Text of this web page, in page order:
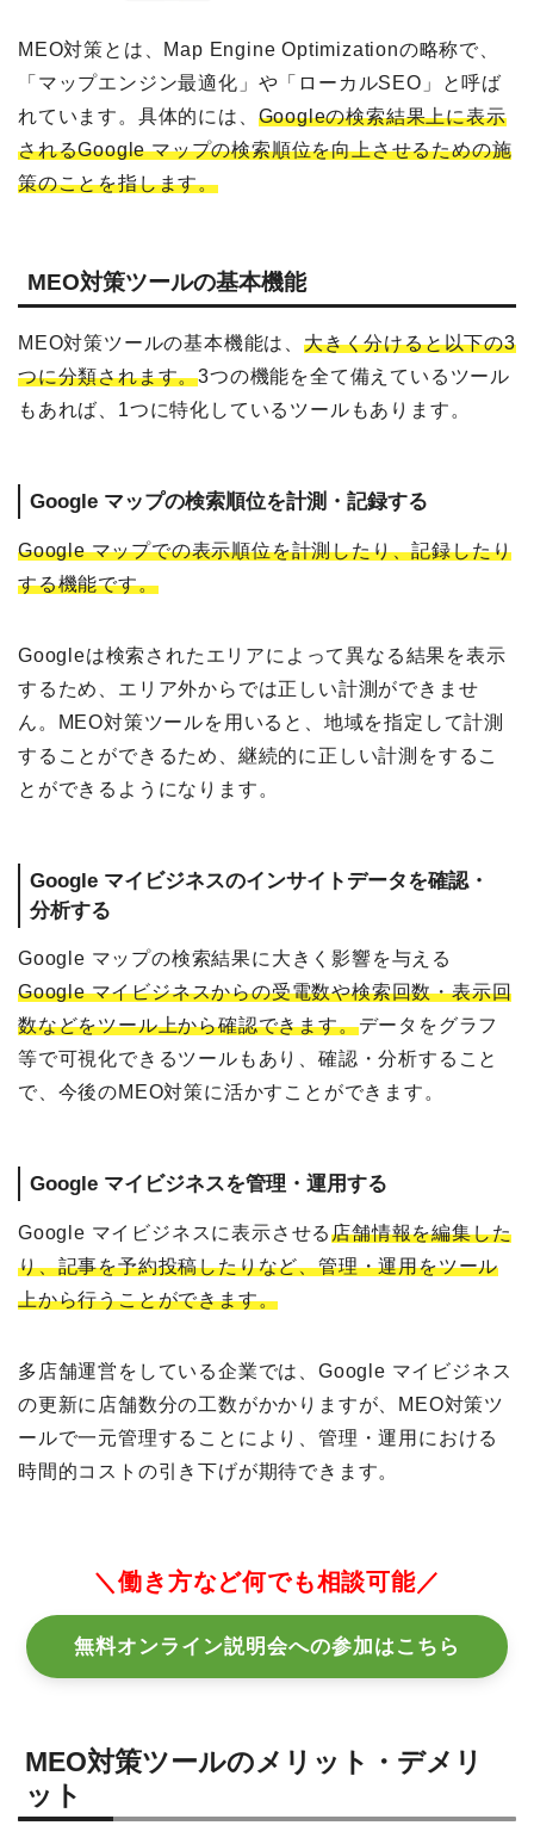
MEO対策とは、Map Engine Optimizationの略称で、
「マップエンジン最適化」や「ローカルSEO」と呼ば
れています。具体的には、 Googleの検索結果上に表示
されるGoogle マップの検索順位を向上させるための施
策のことを指します。
MEO対策ツールの基本機能
MEO対策ツールの基本機能は、 大きく分けると以下の3
つに分類されます。3つの機能を全て備えているツール
もあれば、1つに特化しているツールもあります。
Google マップの検索順位を計測・記録する
Google マップでの表示順位を計測したり、記録したり
する機能です。
Googleは検索されたエリアによって異なる結果を表示
するため、エリア外からでは正しい計測ができませ
ん。MEO対策ツールを用いると、地域を指定して計測
することができるため、継続的に正しい計測をするこ
とができるようになります。
Google マイビジネスのインサイトデータを確認・
分析する
Google マップの検索結果に大きく影響を与える
Google マイビジネスからの受電数や検索回数・表示回
数などをツール上から確認できます。データをグラフ
等で可視化できるツールもあり、確認・分析すること
で、今後のMEO対策に活かすことができます。
Google マイビジネスを管理・運用する
Google マイビジネスに表示させる店舗情報を編集した
り、記事を予約投稿したりなど、管理・運用をツール
上から行うことができます。
多店舗運営をしている企業では、Google マイビジネス
の更新に店舗数分の工数がかかりますが、MEO対策ツ
ールで一元管理することにより、管理・運用における
時間的コストの引き下げが期待できます。
＼働き方など何でも相談可能／
無料オンライン説明会への参加はこちら
MEO対策ツールのメリット・デメリ
ット